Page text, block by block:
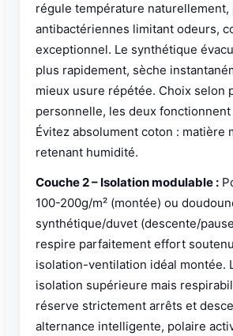
régule température
antibactériennes limitant odeurs,
exceptionnel. Le synthétique
plus rapidement, sèche
mieux usure répétée. Choix selon
personnelle, les deux
Évitez absolument coton : matière
retenant humidité.
Couche 2 – Isolation modulable :
100-200g/m² (montée) ou
synthétique/duvet (descente/
respire parfaitement effort
isolation-ventilation idéal montée.
isolation supérieure mais
réserve strictement arrêts et
alternance intelligente, polaire